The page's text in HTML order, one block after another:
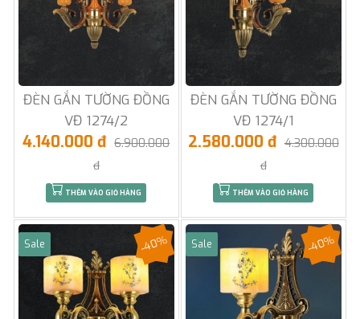
ĐÈN GẮN TƯỜNG ĐỒNG
VĐ 1274/2
4.140.000 đ 6.900.000
đ
THÊM VÀO GIỎ HÀNG
ĐÈN GẮN TƯỜNG ĐỒNG
VĐ 1274/1
2.580.000 đ 4.300.000
đ
THÊM VÀO GIỎ HÀNG
Sale -40% Sale -40%